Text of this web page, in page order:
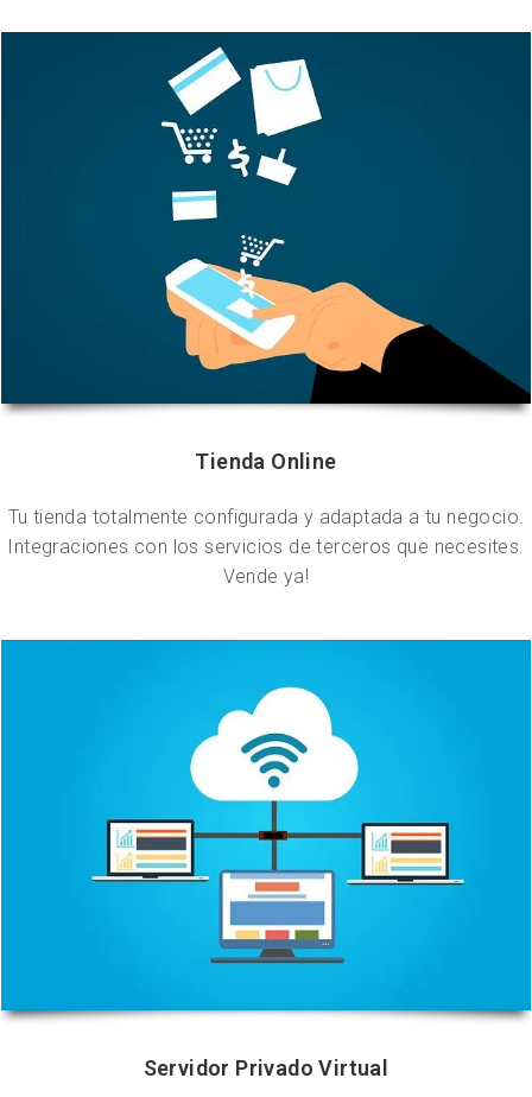
Tienda Online
Tu tienda totalmente configurada y adaptada a tu negocio.
Integraciones con los servicios de terceros que necesites.
Vende ya!
Servidor Privado Virtual